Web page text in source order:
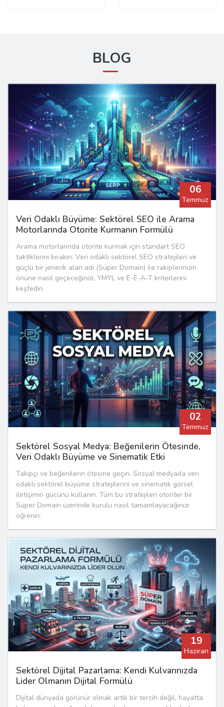
BLOG
06
Temmuz
Veri Odaklı Büyüme: Sektörel SEO ile Arama
Motorlarında Otorite Kurmanın Formülü
Arama motorlarında otorite kurmak için standart SEO
taktiklerini bırakın. Veri odaklı sektörel SEO stratejileri ve
güçlü bir jenerik alan adı (Süper Domain) ile rakiplerinizin
önüne nasıl geçeceğinizi, YMYL ve E-E-A-T kriterlerini
keşfedin.
02
Temmuz
Sektörel Sosyal Medya: Beğenilerin Ötesinde,
Veri Odaklı Büyüme ve Sinematik Etki
Takipçi ve beğenilerin ötesine geçin. Sosyal medyada veri
odaklı sektörel büyüme stratejilerini ve sinematik görsel
iletişimin gücünü kullanın. Tüm bu stratejileri otoriter bir
Süper Domain üzerinde kurulu nasıl tamamlayacağınızı
öğrenin.
19
Haziran
Sektörel Dijital Pazarlama: Kendi Kulvarınızda
Lider Olmanın Dijital Formülü
Dijital dünyada görünür olmak artık bir tercih değil, hayatta